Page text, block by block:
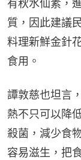
有秋水仙素，
質，因此建議
料理新鮮金針
食用。
譚敦慈也坦言
熱不只可以降
殺菌，減少食
容易滋生，把